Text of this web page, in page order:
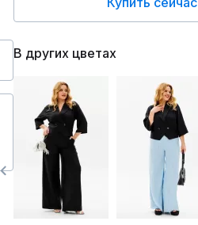
В других цветах